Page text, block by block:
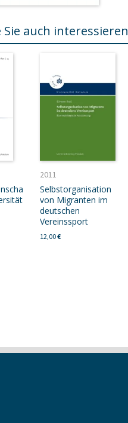
Sie auch interessieren
2011
Selbstorganisation
von Migranten im
deutschen
Vereinssport
12,00€